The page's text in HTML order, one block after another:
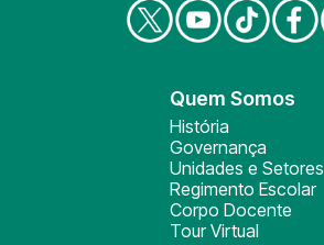
Quem Somos
História
Governança
Unidades e Setores
Regimento Escolar
Corpo Docente
Tour Virtual